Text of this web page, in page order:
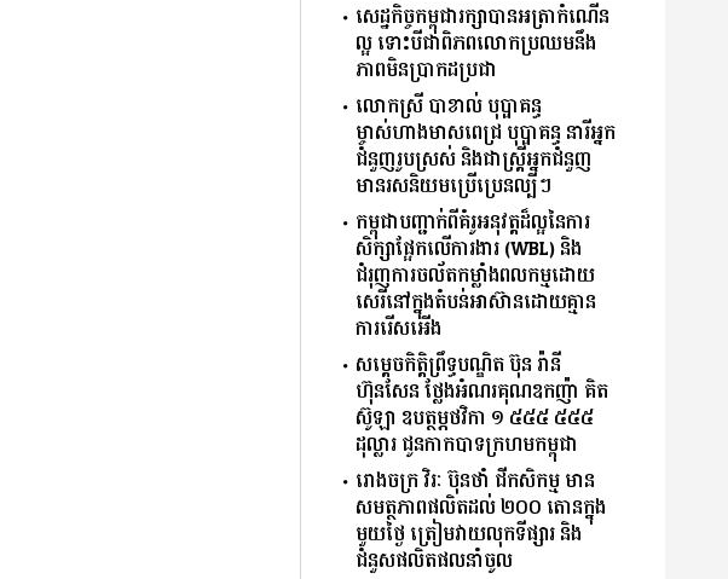
សេដ្ឋកិច្ចកម្ពុជារក្សាបានអត្រាកំណើន
ល្អ ទោះបីជាពិភពលោកប្រឈមនឹង
ភាពមិនប្រាកដប្រជា
លោកស្រី បាខាល់ បុប្ផាគន្ធ
ម្ចាស់ហាងមាសពេជ្រ បុប្ផាគន្ធ នារីអ្នក
ជំនួញរូបស្រស់ និងជាស្ត្រីអ្នកជំនួញ
មានរសនិយមប្រើប្រេនល្បីៗ
កម្ពុជាបញ្ជាក់ពីគំរូអនុវត្តដ៏ល្អនៃការ
សិក្សាផ្អែកលើការងារ (WBL) និង
ជំរុញការចល័តកម្លាំងពលកម្មដោយ
សេរីនៅក្នុងតំបន់អាស៊ានដោយគ្មាន
ការរើសអើង
សម្តេចកិត្តិព្រឹទ្ធបណ្ឌិត ប៊ុន រ៉ានី
ហ៊ុនសែន ថ្លែងអំណរគុណឧកញ៉ា គិត
ស៊ូឡា ឧបត្ថម្ភថវិកា ១ ៥៥៥ ៥៥៥
ដុល្លារ ជូនកាកបាទក្រហមកម្ពុជា
រោងចក្រ វិរៈ ប៊ុនថាំ ជីកសិកម្ម មាន
សមត្ថភាពផលិតដល់ ២០០ តោនក្នុង
មួយថ្ងៃ ត្រៀមវាយលុកទីផ្សារ និង
ជំនួសផលិតផលនាំចូល